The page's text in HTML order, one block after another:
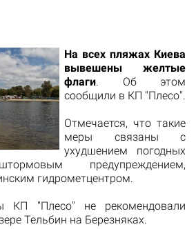
На всех пляжах Киева
вывешены желтые
флаги. Об этом
сообщили в КП "Плесо".
Отмечается, что такие
меры связаны с
ухудшением погодных
предупреждением,
гидрометцентром.
КП "Плесо" не рекомендовали
Тельбин на Березняках.